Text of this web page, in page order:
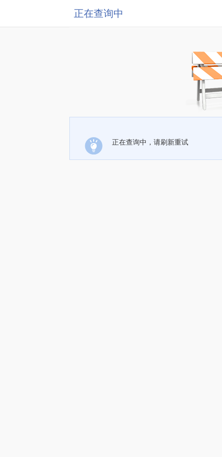
正在查询中
正在查询中，请刷新重试